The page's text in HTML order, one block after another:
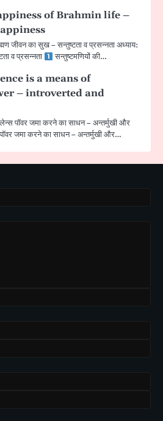
of Brahmin life –
का सुख – सन्तुष्टता व प्रसन्नता अध्याय:
व प्रसन्नता
सन्तुष्टमणियों की…
is a means of
– introverted and
पॉवर जमा करने का साधन – अन्तर्मुखी और
जमा करने का साधन – अन्तर्मुखी और…